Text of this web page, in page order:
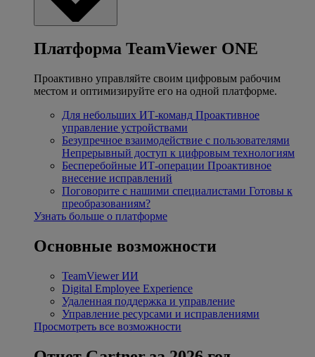
Платформа TeamViewer ONE
Проактивно управляйте своим цифровым рабочим
местом и оптимизируйте его на одной платформе.
Для небольших ИТ-команд Проактивное
управление устройствами
Безупречное взаимодействие с пользователями
Непрерывный доступ к цифровым технологиям
Бесперебойные ИТ-операции Проактивное
внесение исправлений
Поговорите с нашими специалистами Готовы к
преобразованиям?
Узнать больше о платформе
Основные возможности
TeamViewer ИИ
Digital Employee Experience
Удаленная поддержка и управление
Управление ресурсами и исправлениями
Просмотреть все возможности